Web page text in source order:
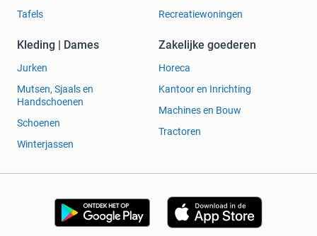
Tafels
Recreatiewoningen
Kleding | Dames
Jurken
Mutsen, Sjaals en
Handschoenen
Schoenen
Winterjassen
Zakelijke goederen
Horeca
Kantoor en Inrichting
Machines en Bouw
Tractoren